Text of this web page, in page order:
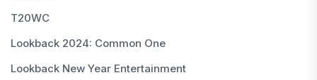
T20WC
Lookback 2024: Common One
Lookback New Year Entertainment